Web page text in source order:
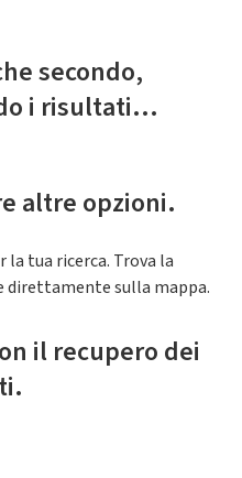
secondo,
i risultati...
altre opzioni.
tua ricerca. Trova la
direttamente sulla mappa.
il recupero dei